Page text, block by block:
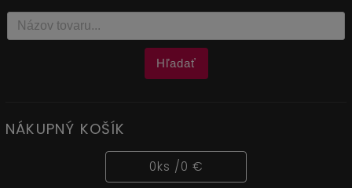
Hľadať
NÁKUPNÝ KOŠÍK
0ks /0 €